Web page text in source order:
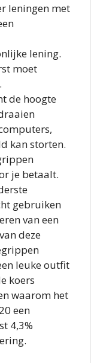
leningen met
lening.
moet
de hoogte
kan storten.
je betaalt.
gebruiken
van een
deze
leuke outfit
koers
waarom het
een
4,3%